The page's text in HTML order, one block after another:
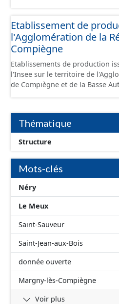
Etablissement de
l'Agglomération de la
Compiègne
Etablissements de production
l'Insee sur le territoire de
de Compiègne et de la Basse Automne.
et structurés conformément
standard CNIG Sites
la référence aux terrains à
jour. Il est filtré au-delà des
limitant aux SCI.
Thématique
Structure
Mots-clés
Néry
Le Meux
Saint-Sauveur
Saint-Jean-aux-Bois
donnée ouverte
Margny-lès-Compiègne
Voir plus